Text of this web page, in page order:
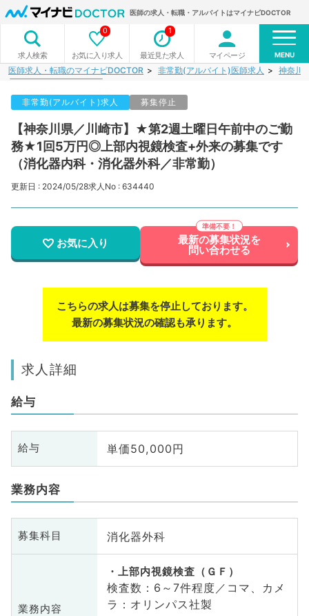
医師の求人・転職・アルバイトはマイナビDOCTOR
求人検索 お気に入り求人
0
最近見た求人
1
マイページ MENU
医師求人・転職のマイナビDOCTOR 非常勤(アルバイト)医師求人 神奈川
非常勤(アルバイト)求人 募集停止
【神奈川県／川崎市】★第2週土曜日午前中のご勤
務★1回5万円◎上部内視鏡検査+外来の募集です
（消化器内科・消化器外科／非常勤）
更新日 : 2024/05/28求人No : 634440
お気に入り 最新の募集状況を
問い合わせる
こちらの求人は募集を停止しております。
最新の募集状況の確認も承ります。
求人詳細
給与
給与 単価50,000円
業務内容
募集科目 消化器外科
業務内容
上部内視鏡検査（ＧＦ）
検査数：6～7件程度／コマ、カメ
ラ：オリンパス社製